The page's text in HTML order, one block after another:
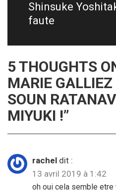
Next
post:
Shinsuke
faute
5 THOUGHTS
MARIE GALLIEZ
SOUN
MIYUKI !”
rachel dit :
13 avril 2019 à 1:42
oh oui cela semble